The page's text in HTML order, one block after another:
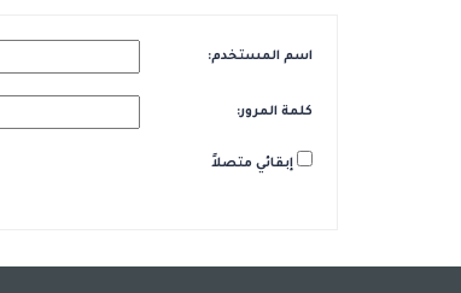
اسم المستخدم:
كلمة المرور:
إبقائي متصلاً